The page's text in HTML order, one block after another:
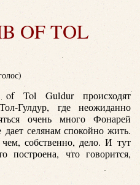
OF TOL
Tol Guldur происходят
Гулдур, где неожиданно
очень много Фонарей
селянам спокойно жить.
собственно, дело. И тут
построена, что говорится,